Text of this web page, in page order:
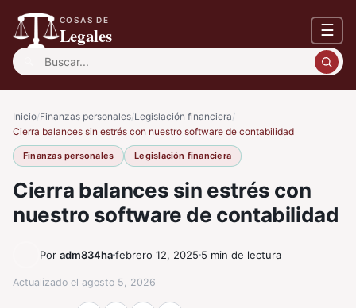
COSAS DE
Legales ☰
Buscar:
Inicio/Finanzas personales/Legislación financiera/
Cierra balances sin estrés con nuestro software de contabilidad
Finanzas personales Legislación financiera
Cierra balances sin estrés con
nuestro software de contabilidad
Por adm834hafebrero 12, 2025 5 min de lectura
Actualizado el agosto 5, 2026